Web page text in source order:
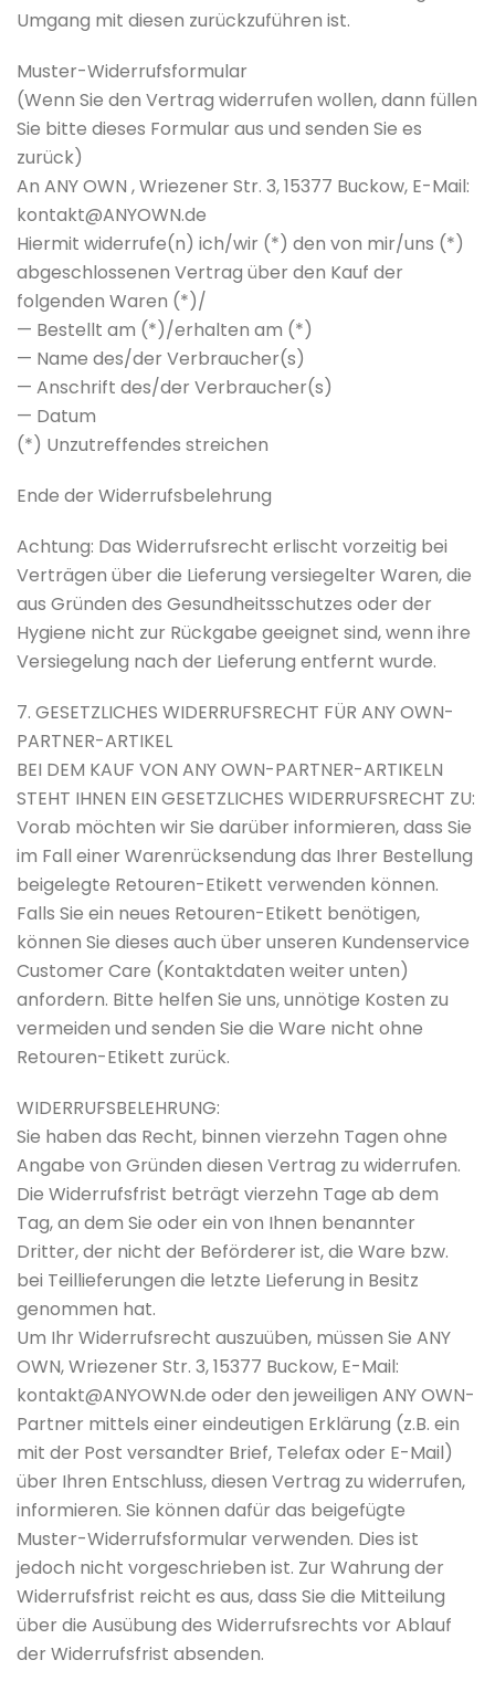
Umgang mit diesen zurückzuführen ist.
Muster-Widerrufsformular
(Wenn Sie den Vertrag widerrufen wollen, dann füllen
Sie bitte dieses Formular aus und senden Sie es
zurück)
An ANY OWN , Wriezener Str. 3, 15377 Buckow, E-Mail:
kontakt@ANYOWN.de
Hiermit widerrufe(n) ich/wir (*) den von mir/uns (*)
abgeschlossenen Vertrag über den Kauf der
folgenden Waren (*)/
— Bestellt am (*)/erhalten am (*)
— Name des/der Verbraucher(s)
— Anschrift des/der Verbraucher(s)
— Datum
(*) Unzutreffendes streichen
Ende der Widerrufsbelehrung
Achtung: Das Widerrufsrecht erlischt vorzeitig bei
Verträgen über die Lieferung versiegelter Waren, die
aus Gründen des Gesundheitsschutzes oder der
Hygiene nicht zur Rückgabe geeignet sind, wenn ihre
Versiegelung nach der Lieferung entfernt wurde.
7. GESETZLICHES WIDERRUFSRECHT FÜR ANY OWN-
PARTNER-ARTIKEL
BEI DEM KAUF VON ANY OWN-PARTNER-ARTIKELN
STEHT IHNEN EIN GESETZLICHES WIDERRUFSRECHT ZU:
Vorab möchten wir Sie darüber informieren, dass Sie
im Fall einer Warenrücksendung das Ihrer Bestellung
beigelegte Retouren-Etikett verwenden können.
Falls Sie ein neues Retouren-Etikett benötigen,
können Sie dieses auch über unseren Kundenservice
Customer Care (Kontaktdaten weiter unten)
anfordern. Bitte helfen Sie uns, unnötige Kosten zu
vermeiden und senden Sie die Ware nicht ohne
Retouren-Etikett zurück.
WIDERRUFSBELEHRUNG:
Sie haben das Recht, binnen vierzehn Tagen ohne
Angabe von Gründen diesen Vertrag zu widerrufen.
Die Widerrufsfrist beträgt vierzehn Tage ab dem
Tag, an dem Sie oder ein von Ihnen benannter
Dritter, der nicht der Beförderer ist, die Ware bzw.
bei Teillieferungen die letzte Lieferung in Besitz
genommen hat.
Um Ihr Widerrufsrecht auszuüben, müssen Sie ANY
OWN, Wriezener Str. 3, 15377 Buckow, E-Mail:
kontakt@ANYOWN.de oder den jeweiligen ANY OWN-
Partner mittels einer eindeutigen Erklärung (z.B. ein
mit der Post versandter Brief, Telefax oder E-Mail)
über Ihren Entschluss, diesen Vertrag zu widerrufen,
informieren. Sie können dafür das beigefügte
Muster-Widerrufsformular verwenden. Dies ist
jedoch nicht vorgeschrieben ist. Zur Wahrung der
Widerrufsfrist reicht es aus, dass Sie die Mitteilung
über die Ausübung des Widerrufsrechts vor Ablauf
der Widerrufsfrist absenden.